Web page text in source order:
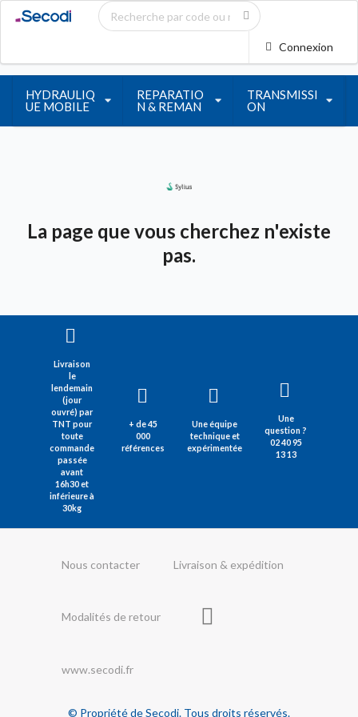
Connexion
HYDRAULIQ
UE MOBILE
REPARATIO
N & REMAN
TRANSMISSI
ON
La page que vous cherchez n'existe
pas.
Livraison
le
lendemain
(jour
ouvré) par
TNT pour
toute
commande
passée
avant
16h30 et
inférieure à
30kg
+ de 45
000
références
Une équipe
technique et
expérimentée
Une
question ?
02 40 95
13 13
Nous contacter Livraison & expédition
Modalités de retour
www.secodi.fr
© Propriété de Secodi. Tous droits réservés.